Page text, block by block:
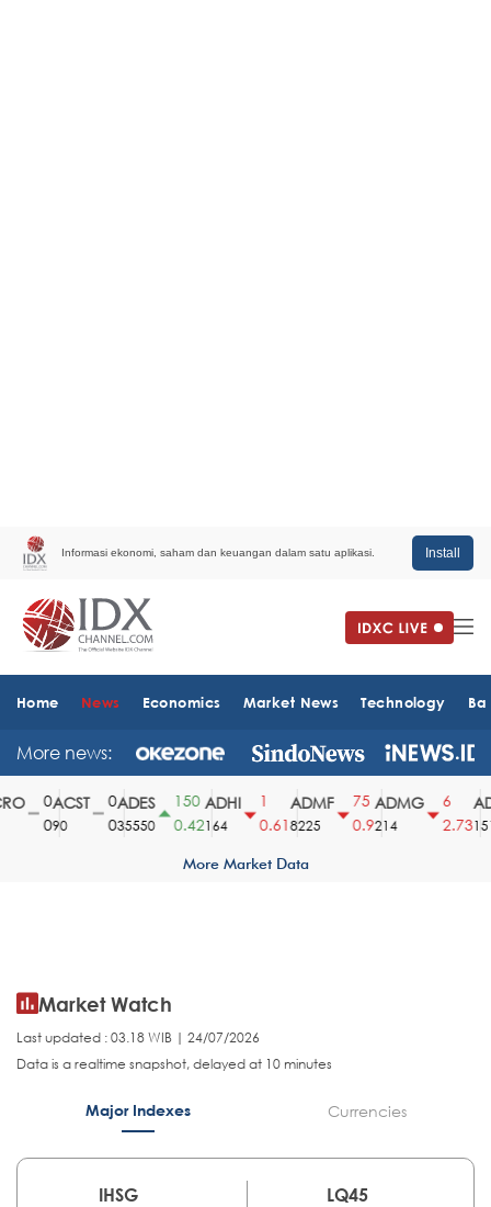
Informasi ekonomi, saham dan keuangan dalam satu aplikasi. Install
Home News Economics Market News Technology
More news:
ACST
90
ADES
35550
150
0.42
ADHI
164
0.61
ADMF
8225
75
0.9
ADMG
214
2.731510
More Market Data
Market Watch
Last updated : 03.18 WIB | 24/07/2026
Data is a realtime snapshot, delayed at 10 minutes
Major Indexes Currencies
IHSG
LQ45